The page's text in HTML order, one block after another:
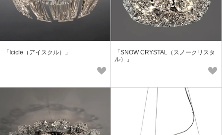
「Icicle（アイスクル）」
「SNOW CRYSTAL（スノークリスタ
ル）」